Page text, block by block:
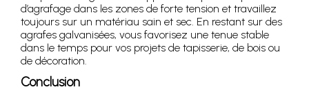
d’agrafage dans les zones de forte tension et travaillez
toujours sur un matériau sain et sec. En restant sur des
agrafes galvanisées, vous favorisez une tenue stable
dans le temps pour vos projets de tapisserie, de bois ou
de décoration.
Conclusion